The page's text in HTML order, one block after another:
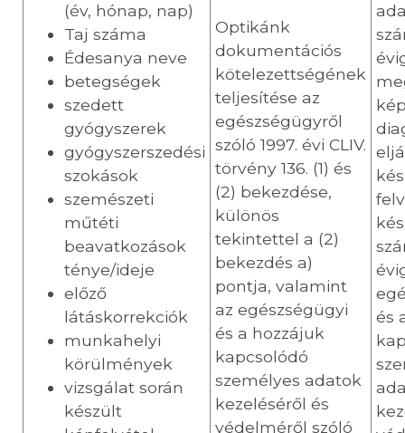
(év, hónap, nap)
Taj száma
Édesanya neve
betegségek
szedett
gyógyszerek
gyógyszerszedési
szokások
szemészeti
műtéti
beavatkozások
ténye/ideje
előző
látáskorrekciók
munkahelyi
körülmények
vizsgálat során
készült
Optikánk
dokumentációs
kötelezettségének
teljesítése az
egészségügyről
szóló 1997. évi CLIV.
törvény 136. (1) és
(2) bekezdése,
különös
tekintettel a (2)
bekezdés a)
pontja, valamint
az egészségügyi
és a hozzájuk
kapcsolódó
személyes adatok
kezeléséről és
védelméről szóló
és